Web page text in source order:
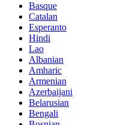
Basque
Catalan
Esperanto
Hindi
Lao
Albanian
Amharic
Armenian
Azerbaijani
Belarusian
Bengali